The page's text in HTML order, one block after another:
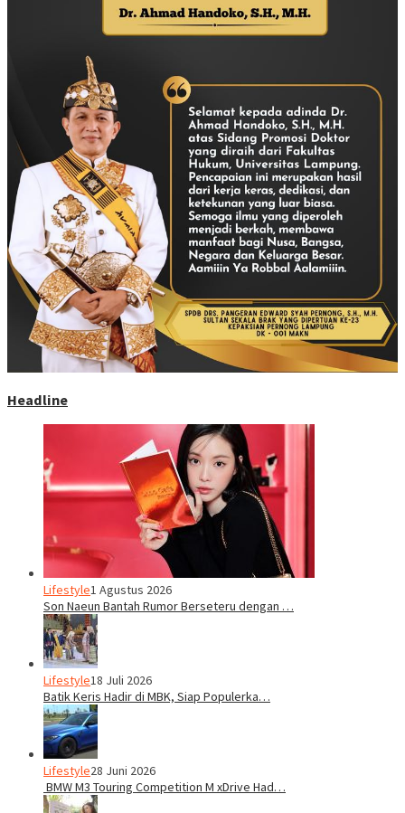
Headline
Lifestyle1 Agustus 2026
Son Naeun Bantah Rumor Berseteru dengan …
Lifestyle18 Juli 2026
Batik Keris Hadir di MBK, Siap Populerka…
Lifestyle28 Juni 2026
BMW M3 Touring Competition M xDrive Had…